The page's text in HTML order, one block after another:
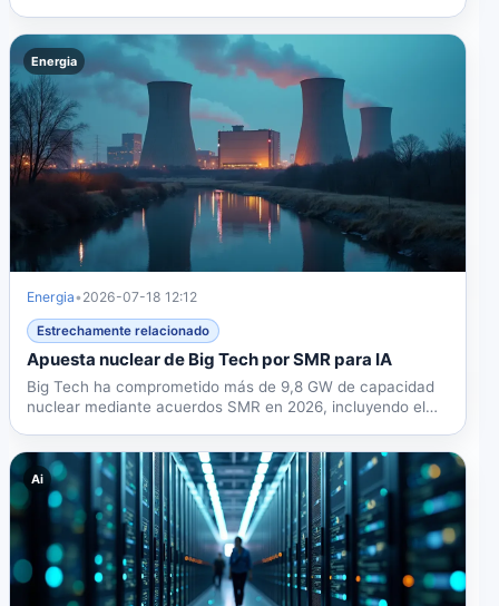
Energia
Energia• 2026-07-18 12:12
Estrechamente relacionado
Apuesta nuclear de Big Tech por SMR para IA
Big Tech ha comprometido más de 9,8 GW de capacidad
nuclear mediante acuerdos SMR en 2026, incluyendo el
Ai